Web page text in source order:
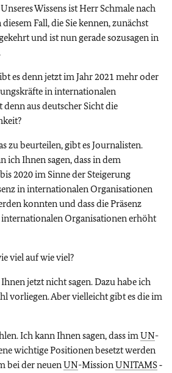
Wissens ist Herr Schmale nach
Fall, die Sie kennen, zunächst
und ist nun gerade sozusagen in
es denn jetzt im Jahr 2021 mehr oder
in internationalen
denn aus deutscher Sicht die
zu beurteilen, gibt es Journalisten.
ich Ihnen sagen, dass in dem
2020 im Sinne der Steigerung
in internationalen Organisationen
konnten und dass die Präsenz
internationalen Organisationen erhöht
viel auf wie viel?
jetzt nicht sagen. Dazu habe ich
vorliegen. Aber vielleicht gibt es die im
Ich kann Ihnen sagen, dass imUN-
wichtige Positionen besetzt werden
bei der neuenUN-MissionUNITAMS‑